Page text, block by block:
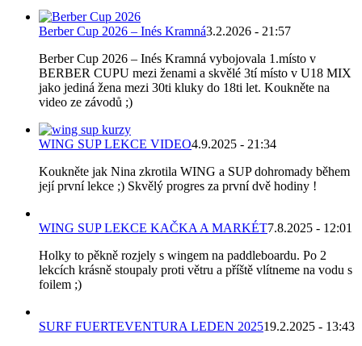
Berber Cup 2026 – Inés Kramná3.2.2026 - 21:57
Berber Cup 2026 – Inés Kramná vybojovala 1.místo v
BERBER CUPU mezi ženami a skvělé 3tí místo v U18 MIX
jako jediná žena mezi 30ti kluky do 18ti let. Koukněte na
video ze závodů ;)
WING SUP LEKCE VIDEO4.9.2025 - 21:34
Koukněte jak Nina zkrotila WING a SUP dohromady během
její první lekce ;) Skvělý progres za první dvě hodiny !
WING SUP LEKCE KAČKA A MARKÉT7.8.2025 - 12:01
Holky to pěkně rozjely s wingem na paddleboardu. Po 2
lekcích krásně stoupaly proti větru a příště vlítneme na vodu s
foilem ;)
SURF FUERTEVENTURA LEDEN 202519.2.2025 - 13:43